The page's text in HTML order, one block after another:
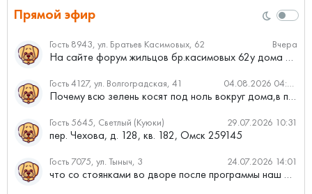
Прямой эфир
Гость 8943, ул. Братьев Касимовых, 62 Вчера
На сайте форум жильцов бр.касимовых 62у дома растут красивые...
Гость 4127, ул. Волгоградская, 41 04.08.2026 04:46
Почему всю зелень косят под ноль вокруг дома,в полисадниках....
Гость 5645, Светлый (Куюки) 29.07.2026 10:31
пер. Чехова, д. 128, кв. 182, Омск 259145
Гость 7075, ул. Тыныч, 3 24.07.2026 14:01
что со стоянками во дворе после программы наш двор